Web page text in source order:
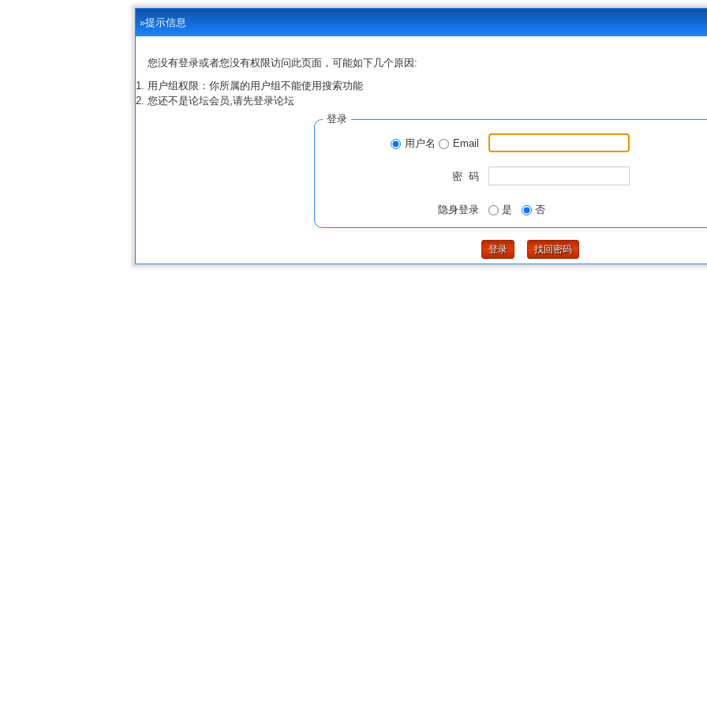
»提示信息
您没有登录或者您没有权限访问此页面，可能如下几个原因:
用户组权限：你所属的用户组不能使用搜索功能
您还不是论坛会员,请先登录论坛
登录
用户名 Email
密 码
隐身登录 是 否